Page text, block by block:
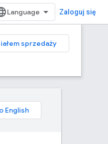
Zaloguj się
sprzedaży